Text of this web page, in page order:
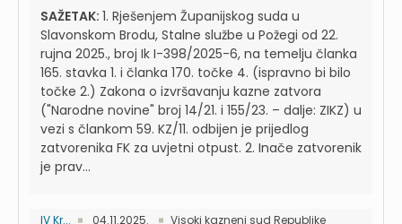
SAŽETAK: 1. Rješenjem Županijskog suda u
Slavonskom Brodu, Stalne službe u Požegi od 22.
rujna 2025., broj Ik I-398/2025-6, na temelju članka
165. stavka 1. i članka 170. točke 4. (ispravno bi bilo
točke 2.) Zakona o izvršavanju kazne zatvora
("Narodne novine" broj 14/21. i 155/23. – dalje: ZIKZ) u
vezi s člankom 59. KZ/11. odbijen je prijedlog
zatvorenika FK za uvjetni otpust. 2. Inače zatvorenik
je prav...
IV Kr... 04.11.2025.
Visoki kazneni sud Republike